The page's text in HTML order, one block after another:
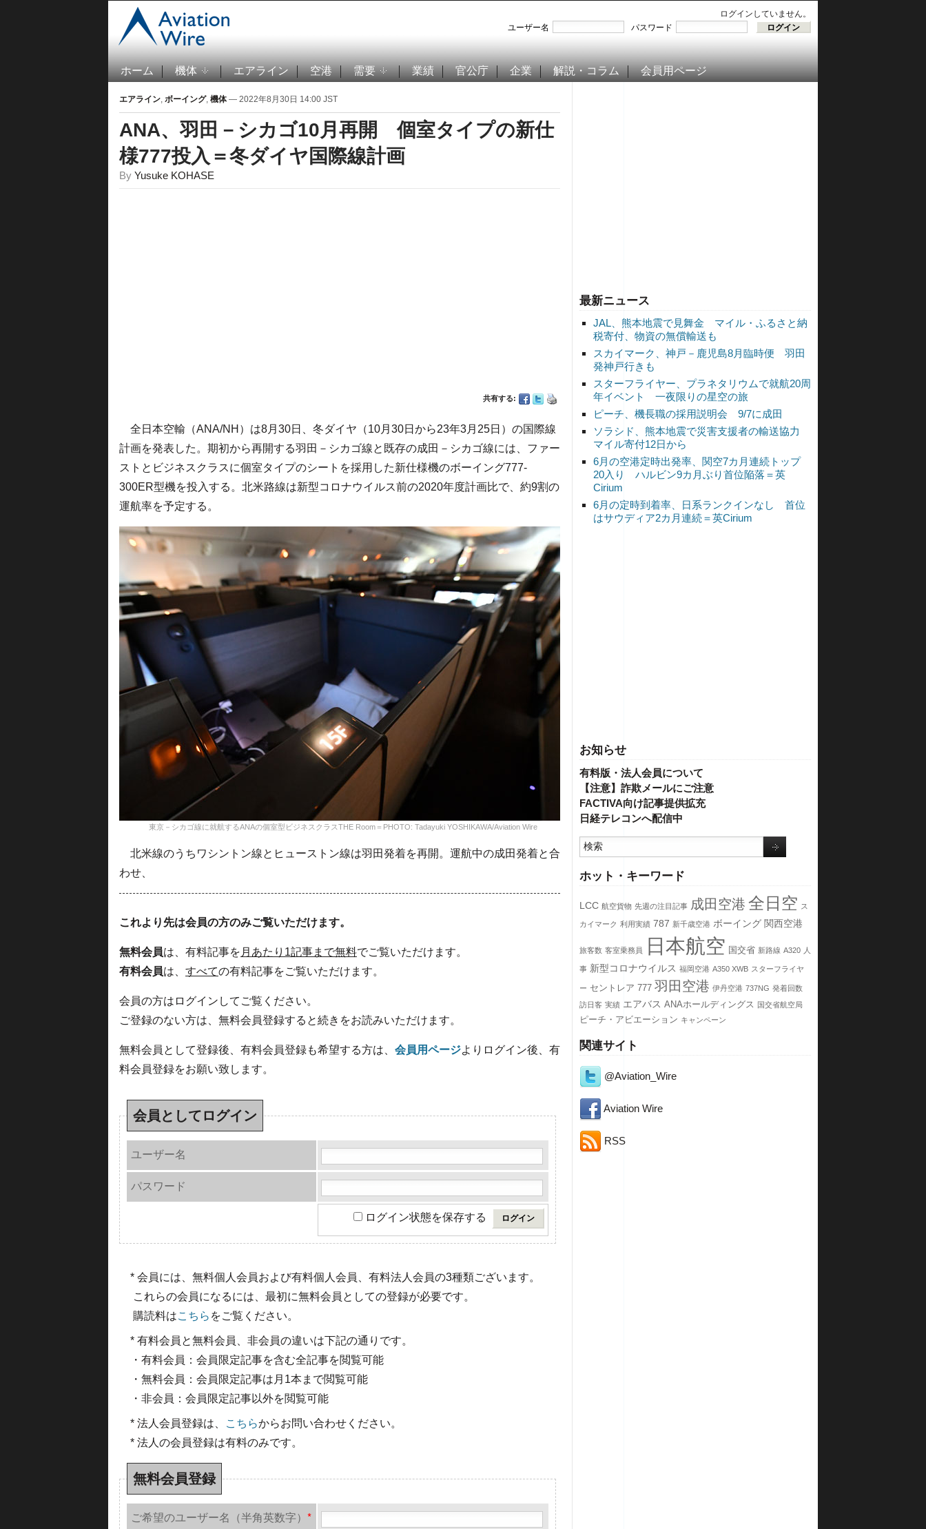
ログインしていません。
ユーザー名
パスワード
ホーム 機体 エアライン 空港 需要 業績 官公庁 企業 解説・コラム 会員用ページ
最新ニュース
JAL、熊本地震で見舞金 マイル・ふるさと納
税寄付、物資の無償輸送も
スカイマーク、神戸－鹿児島8月臨時便 羽田
発神戸行きも
スターフライヤー、プラネタリウムで就航20周
年イベント 一夜限りの星空の旅
ピーチ、機長職の採用説明会 9/7に成田
ソラシド、熊本地震で災害支援者の輸送協力
マイル寄付12日から
6月の空港定時出発率、関空7カ月連続トップ
20入り ハルビン9カ月ぶり首位陥落＝英
Cirium
6月の定時到着率、日系ランクインなし 首位
はサウディア2カ月連続＝英Cirium
お知らせ
有料版・法人会員について
【注意】詐欺メールにご注意
FACTIVA向け記事提供拡充
日経テレコンへ配信中
ホット・キーワード
LCC 航空貨物 先週の注目記事 成田空港 全日空 ス
カイマーク 利用実績 787 新千歳空港 ボーイング 関西空港
旅客数 客室乗務員 日本航空 国交省 新路線 A320 人
事 新型コロナウイルス 福岡空港 A350 XWB スターフライヤ
ー セントレア 777 羽田空港 伊丹空港 737NG 発着回数
訪日客 実績 エアバス ANAホールディングス 国交省航空局
ピーチ・アビエーション キャンペーン
関連サイト
@Aviation_Wire
Aviation Wire
RSS
エアライン, ボーイング, 機体— 2022年8月30日 14:00 JST
ANA、羽田－シカゴ10月再開 個室タイプの新仕
様777投入＝冬ダイヤ国際線計画
By Yusuke KOHASE
共有する:
全日本空輸（ANA/NH）は8月30日、冬ダイヤ（10月30日から23年3月25日）の国際線
計画を発表した。期初から再開する羽田－シカゴ線と既存の成田－シカゴ線には、ファー
ストとビジネスクラスに個室タイプのシートを採用した新仕様機のボーイング777-
300ER型機を投入する。北米路線は新型コロナウイルス前の2020年度計画比で、約9割の
運航率を予定する。
東京－シカゴ線に就航するANAの個室型ビジネスクラスTHE Room＝PHOTO: Tadayuki YOSHIKAWA/Aviation Wire
北米線のうちワシントン線とヒューストン線は羽田発着を再開。運航中の成田発着と合
わせ、
これより先は会員の方のみご覧いただけます。
無料会員は、有料記事を 月あたり1記事まで無料でご覧いただけます。
有料会員は、 すべての有料記事をご覧いただけます。
会員の方はログインしてご覧ください。
ご登録のない方は、無料会員登録すると続きをお読みいただけます。
無料会員として登録後、有料会員登録も希望する方は、 会員用ページよりログイン後、有
料会員登録をお願い致します。
会員としてログイン
ユーザー名
パスワード
ログイン状態を保存する
* 会員には、無料個人会員および有料個人会員、有料法人会員の3種類ございます。
これらの会員になるには、最初に無料会員としての登録が必要です。
購読料はこちら をご覧ください。
* 有料会員と無料会員、非会員の違いは下記の通りです。
・有料会員：会員限定記事を含む全記事を閲覧可能
・無料会員：会員限定記事は月1本まで閲覧可能
・非会員：会員限定記事以外を閲覧可能
* 法人会員登録は、 こちらからお問い合わせください。
* 法人の会員登録は有料のみです。
無料会員登録
ご希望のユーザー名（半角英数字） *